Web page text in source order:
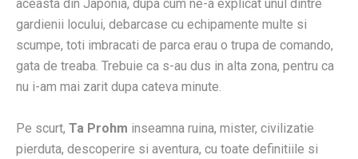
aceasta din Japonia, dupa cum ne-a explicat unul dintre
gardienii locului, debarcase cu echipamente multe si
scumpe, toti imbracati de parca erau o trupa de comando,
gata de treaba. Trebuie ca s-au dus in alta zona, pentru ca
nu i-am mai zarit dupa cateva minute.
Pe scurt, Ta Prohm inseamna ruina, mister, civilizatie
pierduta, descoperire si aventura, cu toate definitiile si